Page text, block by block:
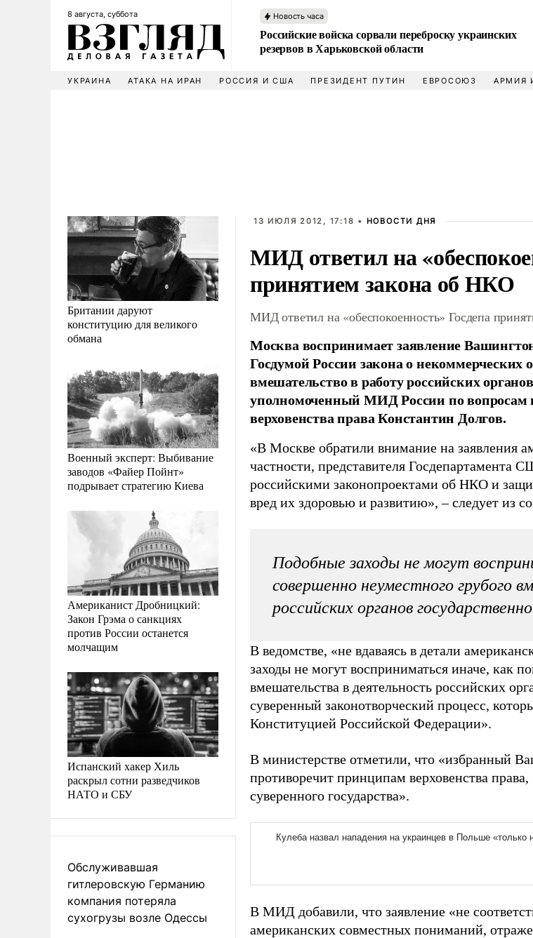
8 августа, суббота Новость часа
Российские войска сорвали переброску украинских
резервов в Харьковской области
УКРАИНА АТАКА НА ИРАН РОССИЯ И США ПРЕЗИДЕНТ ПУТИН ЕВРОСОЮЗ АРМИЯ
Британии даруют
конституцию для великого
обмана
Военный эксперт: Выбивание
заводов «Файер Пойнт»
подрывает стратегию Киева
Американист Дробницкий:
Закон Грэма о санкциях
против России останется
молчащим
Испанский хакер Хиль
раскрыл сотни разведчиков
НАТО и СБУ
Обслуживавшая
гитлеровскую Германию
компания потеряла
сухогрузы возле Одессы
13 ИЮЛЯ 2012, 17:18 • НОВОСТИ ДНЯ
МИД ответил на
принятием закона об НКО
МИД ответил на «обеспокоенность» Госдепа
Москва воспринимает заявление
Госдумой России закона о некоммерческих
вмешательство в работу российских
уполномоченный МИД России по вопросам
верховенства права Константин Долгов.
«В Москве обратили внимание на заявления
частности, представителя Госдепартамента
российскими законопроектами об НКО и
вред их здоровью и развитию», – следует из
Подобные заходы не могут
совершенно неуместного грубого
российских органов
В ведомстве, «не вдаваясь в детали
заходы не могут восприниматься иначе, как
вмешательства в деятельность российских
суверенный законотворческий процесс,
Конституцией Российской Федерации».
В министерстве отметили, что «избранный
противоречит принципам верховенства
суверенного государства».
В МИД добавили, что заявление «не
американских совместных пониманий,